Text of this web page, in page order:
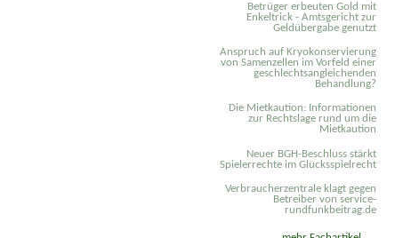
Betrüger erbeuten Gold mit
Enkeltrick - Amtsgericht zur
Geldübergabe genutzt
Anspruch auf Kryokonservierung
von Samenzellen im Vorfeld einer
geschlechtsangleichenden
Behandlung?
Die Mietkaution: Informationen
zur Rechtslage rund um die
Mietkaution
Neuer BGH-Beschluss stärkt
Spielerrechte im Glücksspielrecht
Verbraucherzentrale klagt gegen
Betreiber von service-
rundfunkbeitrag.de